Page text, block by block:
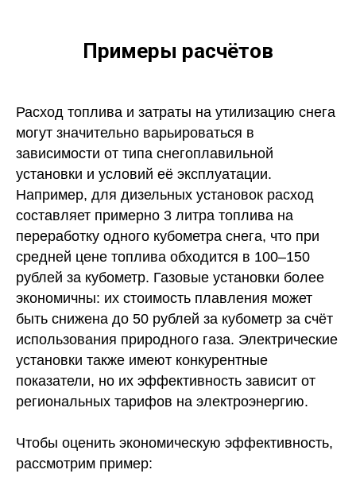
Примеры расчётов
Расход топлива и затраты на утилизацию снега
могут значительно варьироваться в
зависимости от типа снегоплавильной
установки и условий её эксплуатации.
Например, для дизельных установок расход
составляет примерно 3 литра топлива на
переработку одного кубометра снега, что при
средней цене топлива обходится в 100–150
рублей за кубометр. Газовые установки более
экономичны: их стоимость плавления может
быть снижена до 50 рублей за кубометр за счёт
использования природного газа. Электрические
установки также имеют конкурентные
показатели, но их эффективность зависит от
региональных тарифов на электроэнергию.
Чтобы оценить экономическую эффективность,
рассмотрим пример: